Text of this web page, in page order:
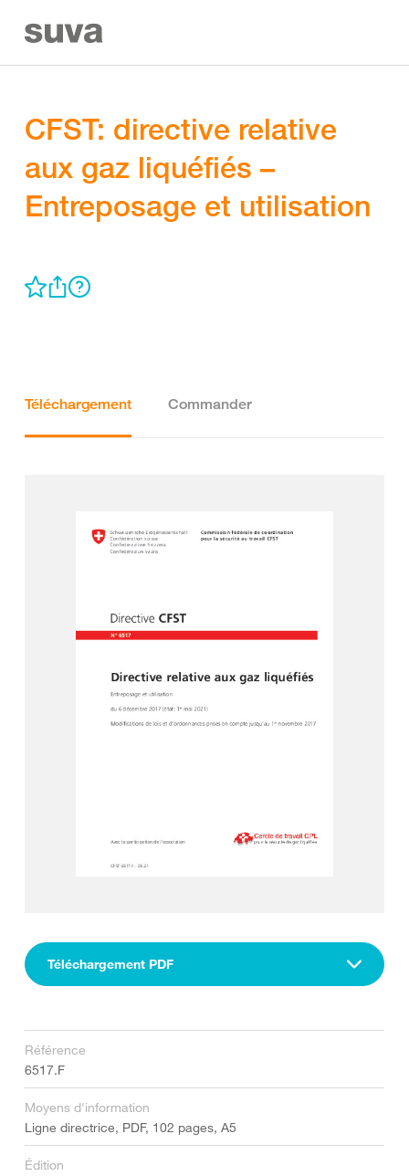
CFST: directive relative
aux gaz liquéfiés –
Entreposage et utilisation
Téléchargement Commander
Téléchargement PDF
Référence
6517.F
Moyens d'information
Ligne directrice, PDF, 102 pages, A5
Édition